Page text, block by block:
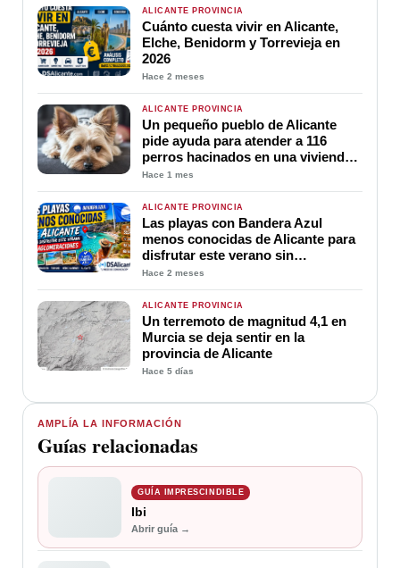
AMPLÍA LA INFORMACIÓN
Guías relacionadas
GUÍA IMPRESCINDIBLE
Ibi
Abrir guía →
ALICANTE PROVINCIA
Cuánto cuesta vivir en Alicante,
Elche, Benidorm y Torrevieja en
2026
Hace 2 meses
ALICANTE PROVINCIA
Un pequeño pueblo de Alicante
pide ayuda para atender a 116
perros hacinados en una vivienda
en Confrides
Hace 1 mes
ALICANTE PROVINCIA
Las playas con Bandera Azul
menos conocidas de Alicante para
disfrutar este verano sin
aglomeraciones
Hace 2 meses
ALICANTE PROVINCIA
Un terremoto de magnitud 4,1 en
Murcia se deja sentir en la
provincia de Alicante
Hace 5 días